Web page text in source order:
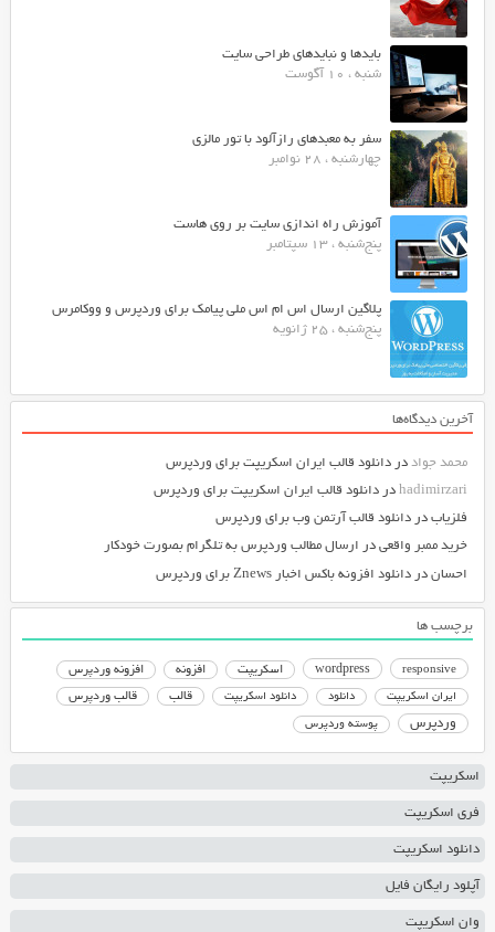
بایدها و نبایدهای طراحی سایت
شنبه ، 10 آگوست
سفر به معبدهای رازآلود با تور مالزی
چهارشنبه ، 28 نوامبر
آموزش راه اندازی سایت بر روی هاست
پنج‌شنبه ، 13 سپتامبر
پلاگین ارسال اس ام اس ملی پیامک برای وردپرس و ووکامرس
پنج‌شنبه ، 25 ژانویه
آخرین دیدگاه‌ها
محمد جواددر دانلود قالب ایران اسکریپت برای وردپرس
hadimirzariدر دانلود قالب ایران اسکریپت برای وردپرس
فلزیابدر دانلود قالب آرتمن وب برای وردپرس
خرید ممبر واقعیدر ارسال مطالب وردپرس به تلگرام بصورت خودکار
احساندر دانلود افزونه باکس اخبار Znews برای وردپرس
برچسب ها
responsive
wordpress اسکریپت افزونه افزونه وردپرس
ایران اسکریپت دانلود دانلود اسکریپت قالب قالب وردپرس
وردپرس پوسته وردپرس
اسکریپت
فری اسکریپت
دانلود اسکریپت
آپلود رایگان فایل
وان اسکریپت